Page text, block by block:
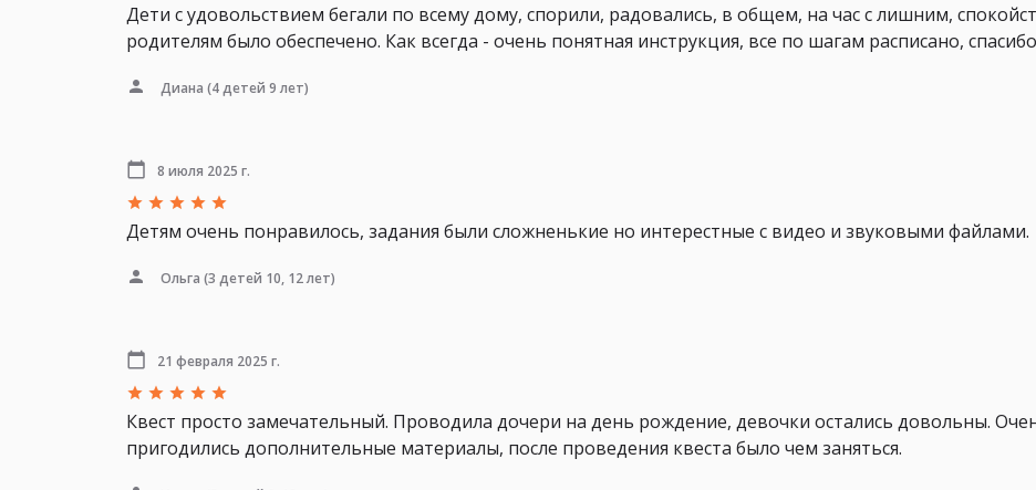
Дети с удовольствием бегали по всему дому, спорили, радовались, в общем, на час с лишним,
родителям было обеспечено. Как всегда - очень понятная инструкция, все по шагам расписано,
Диана (4 детей 9 лет)
8 июля 2025 г.
Детям очень понравилось, задания были сложненькие но интерестные с видео и звуковыми файлами.
Ольга (3 детей 10, 12 лет)
21 февраля 2025 г.
Квест просто замечательный. Проводила дочери на день рождение, девочки остались довольны.
пригодились дополнительные материалы, после проведения квеста было чем заняться.